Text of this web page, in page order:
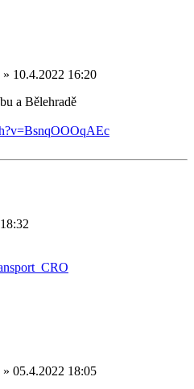
» 10.4.2022 16:20
a Bělehradě
» 05.4.2022 18:05